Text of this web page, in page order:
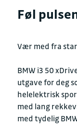
Føl
Vær med fra
BMW i3 50
utgave for deg
helelektrisk
med lang
med tydelig